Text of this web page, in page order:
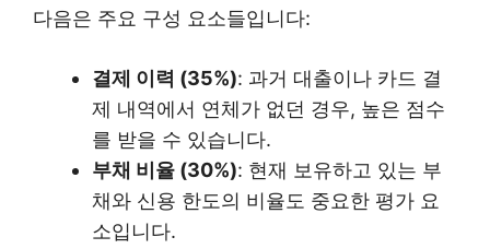
다음은 주요 구성 요소들입니다:
결제 이력 (35%): 과거 대출이나 카드 결
제 내역에서 연체가 없던 경우, 높은 점수
를 받을 수 있습니다.
부채 비율 (30%): 현재 보유하고 있는 부
채와 신용 한도의 비율도 중요한 평가 요
소입니다.